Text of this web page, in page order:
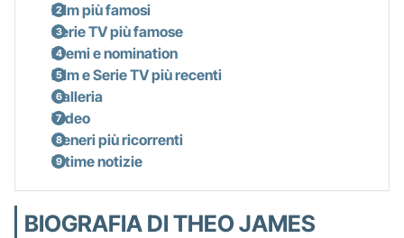
Film più famosi
Serie TV più famose
Premi e nomination
Film e Serie TV più recenti
Galleria
Video
Generi più ricorrenti
Ultime notizie
BIOGRAFIA DI THEO JAMES